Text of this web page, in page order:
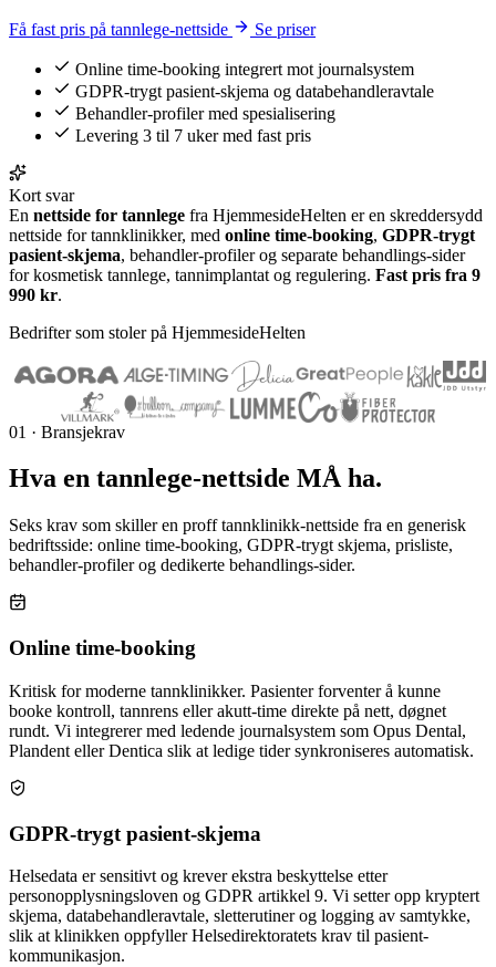
Få fast pris på tannlege-nettside Se priser
Online time-booking integrert mot journalsystem
GDPR-trygt pasient-skjema og databehandleravtale
Behandler-profiler med spesialisering
Levering 3 til 7 uker med fast pris
Kort svar
En nettside for tannlege fra HjemmesideHelten er en skreddersydd
nettside for tannklinikker, med online time-booking, GDPR-trygt
pasient-skjema, behandler-profiler og separate behandlings-sider
for kosmetisk tannlege, tannimplantat og regulering. Fast pris fra 9
990 kr.
Bedrifter som stoler på HjemmesideHelten
01 · Bransjekrav
Hva en tannlege-nettside MÅ ha.
Seks krav som skiller en proff tannklinikk-nettside fra en generisk
bedriftsside: online time-booking, GDPR-trygt skjema, prisliste,
behandler-profiler og dedikerte behandlings-sider.
Online time-booking
Kritisk for moderne tannklinikker. Pasienter forventer å kunne
booke kontroll, tannrens eller akutt-time direkte på nett, døgnet
rundt. Vi integrerer med ledende journalsystem som Opus Dental,
Plandent eller Dentica slik at ledige tider synkroniseres automatisk.
GDPR-trygt pasient-skjema
Helsedata er sensitivt og krever ekstra beskyttelse etter
personopplysningsloven og GDPR artikkel 9. Vi setter opp kryptert
skjema, databehandleravtale, sletterutiner og logging av samtykke,
slik at klinikken oppfyller Helsedirektoratets krav til pasient-
kommunikasjon.